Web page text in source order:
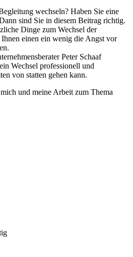
wechseln? Haben Sie eine
sind Sie in diesem Beitrag richtig.
Dinge zum Wechsel der
einen ein wenig die Angst vor
Peter Schaaf
Wechsel professionell und
von statten gehen kann.
und meine Arbeit zum Thema